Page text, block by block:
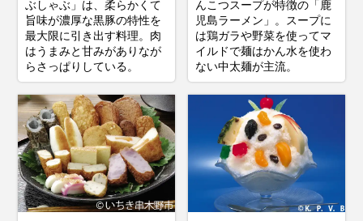
ぶしゃぶ」は、柔らかくて
旨味が濃厚な黒豚の特性を
最大限に引き出す料理。肉
はうまみと甘みがありなが
らさっぱりしている。
んこつスープが特徴の「鹿
児島ラーメン」。スープに
は鶏ガラや野菜を使ってマ
イルドで麺はかん水を使わ
ない中太麺が主流。